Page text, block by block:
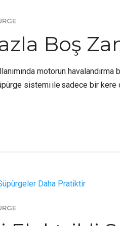
Boş
motorun
sistemi ile sadece bir kere